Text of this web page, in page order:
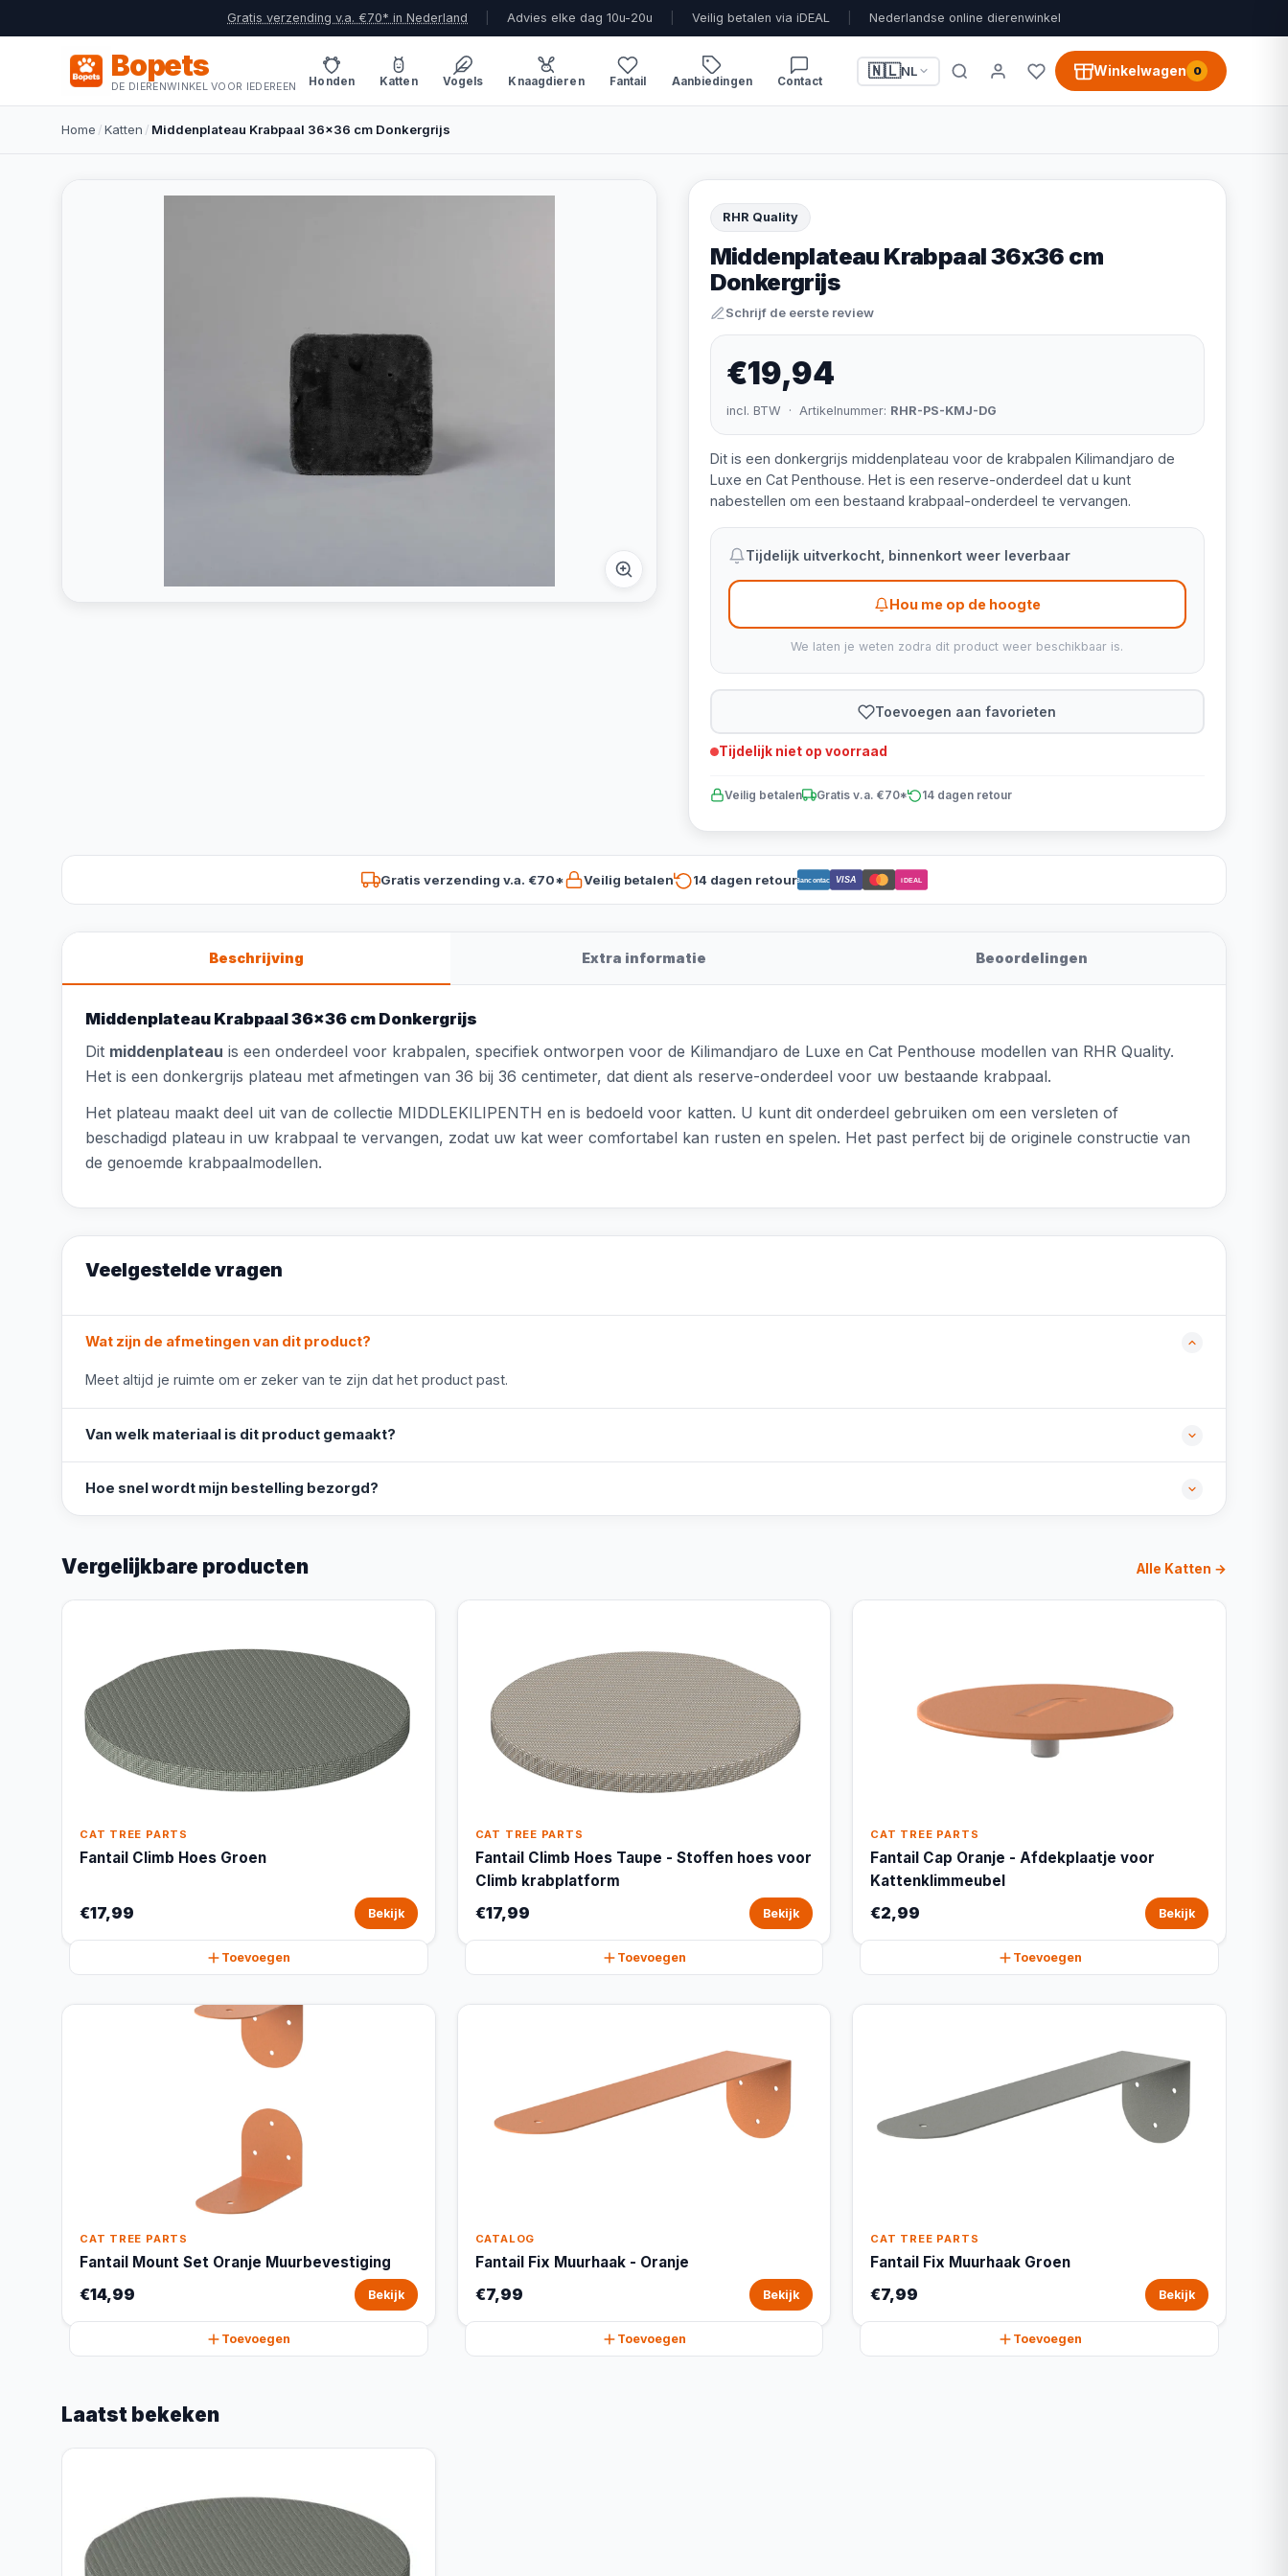
Gratis verzending v.a. €70* in Nederland Advies elke dag 10u-20u Veilig betalen via iDEAL Nederlandse online dierenwinkel
Bopets
DE DIERENWINKEL VOOR IEDEREEN Honden Katten Vogels Knaagdieren Fantail Aanbiedingen Contact
🇳🇱NL Winkelwagen 0
Home /Katten / Middenplateau Krabpaal 36x36 cm Donkergrijs
RHR Quality
Middenplateau Krabpaal 36x36 cm
Donkergrijs
Schrijf de eerste review
€19,94
incl. BTW · Artikelnummer: RHR-PS-KMJ-DG
Dit is een donkergrijs middenplateau voor de krabpalen Kilimandjaro de
Luxe en Cat Penthouse. Het is een reserve-onderdeel dat u kunt
nabestellen om een bestaand krabpaal-onderdeel te vervangen.
Tijdelijk uitverkocht, binnenkort weer leverbaar
Hou me op de hoogte
We laten je weten zodra dit product weer beschikbaar is.
Toevoegen aan favorieten
Tijdelijk niet op voorraad
Veilig betalen Gratis v.a. €70* 14 dagen retour
Gratis verzending v.a. €70* Veilig betalen 14 dagen retourBancontact VISA iDEAL
Beschrijving Extra informatie Beoordelingen
Middenplateau Krabpaal 36x36 cm Donkergrijs
Dit middenplateau is een onderdeel voor krabpalen, specifiek ontworpen voor de Kilimandjaro de Luxe en Cat Penthouse modellen van RHR Quality.
Het is een donkergrijs plateau met afmetingen van 36 bij 36 centimeter, dat dient als reserve-onderdeel voor uw bestaande krabpaal.
Het plateau maakt deel uit van de collectie MIDDLEKILIPENTH en is bedoeld voor katten. U kunt dit onderdeel gebruiken om een versleten of
beschadigd plateau in uw krabpaal te vervangen, zodat uw kat weer comfortabel kan rusten en spelen. Het past perfect bij de originele constructie van
de genoemde krabpaalmodellen.
Veelgestelde vragen
Wat zijn de afmetingen van dit product?
Meet altijd je ruimte om er zeker van te zijn dat het product past.
Van welk materiaal is dit product gemaakt?
Hoe snel wordt mijn bestelling bezorgd?
Vergelijkbare producten Alle Katten →
CAT TREE PARTS
Fantail Climb Hoes Groen
€17,99 Bekijk
Toevoegen
CAT TREE PARTS
Fantail Climb Hoes Taupe - Stoffen hoes voor
Climb krabplatform
€17,99 Bekijk
Toevoegen
CAT TREE PARTS
Fantail Cap Oranje - Afdekplaatje voor
Kattenklimmeubel
€2,99 Bekijk
Toevoegen
CAT TREE PARTS
Fantail Mount Set Oranje Muurbevestiging
€14,99 Bekijk
Toevoegen
CATALOG
Fantail Fix Muurhaak - Oranje
€7,99 Bekijk
Toevoegen
CAT TREE PARTS
Fantail Fix Muurhaak Groen
€7,99 Bekijk
Toevoegen
Laatst bekeken